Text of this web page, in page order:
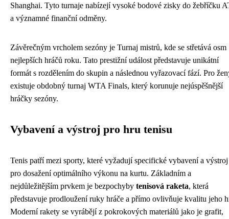
Shanghai. Tyto turnaje nabízejí vysoké bodové zisky do žebříčku
a významné finanční odměny.
Závěrečným vrcholem sezóny je Turnaj mistrů, kde se střetává osm
nejlepších hráčů roku. Tato prestižní událost představuje unikátní
formát s rozdělením do skupin a následnou vyřazovací fází. Pro
existuje obdobný turnaj WTA Finals, který korunuje nejúspěšnější
hráčky sezóny.
Vybavení a výstroj pro hru tenisu
Tenis patří mezi sporty, které vyžadují specifické vybavení a výstroj
pro dosažení optimálního výkonu na kurtu. Základním a
nejdůležitějším prvkem je bezpochyby tenisová raketa, která
představuje prodloužení ruky hráče a přímo ovlivňuje kvalitu jeho
Moderní rakety se vyrábějí z pokrokových materiálů jako je grafit,